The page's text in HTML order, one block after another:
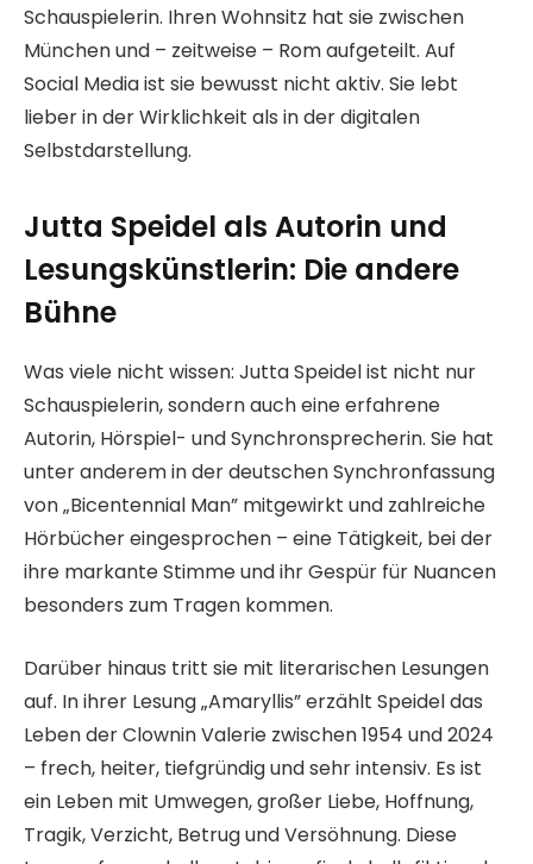
Schauspielerin. Ihren Wohnsitz hat sie zwischen
München und – zeitweise – Rom aufgeteilt. Auf
Social Media ist sie bewusst nicht aktiv. Sie lebt
lieber in der Wirklichkeit als in der digitalen
Selbstdarstellung.
Jutta Speidel als Autorin und
Lesungskünstlerin: Die andere
Bühne
Was viele nicht wissen: Jutta Speidel ist nicht nur
Schauspielerin, sondern auch eine erfahrene
Autorin, Hörspiel- und Synchronsprecherin. Sie hat
unter anderem in der deutschen Synchronfassung
von „Bicentennial Man” mitgewirkt und zahlreiche
Hörbücher eingesprochen – eine Tätigkeit, bei der
ihre markante Stimme und ihr Gespür für Nuancen
besonders zum Tragen kommen.
Darüber hinaus tritt sie mit literarischen Lesungen
auf. In ihrer Lesung „Amaryllis” erzählt Speidel das
Leben der Clownin Valerie zwischen 1954 und 2024
– frech, heiter, tiefgründig und sehr intensiv. Es ist
ein Leben mit Umwegen, großer Liebe, Hoffnung,
Tragik, Verzicht, Betrug und Versöhnung. Diese